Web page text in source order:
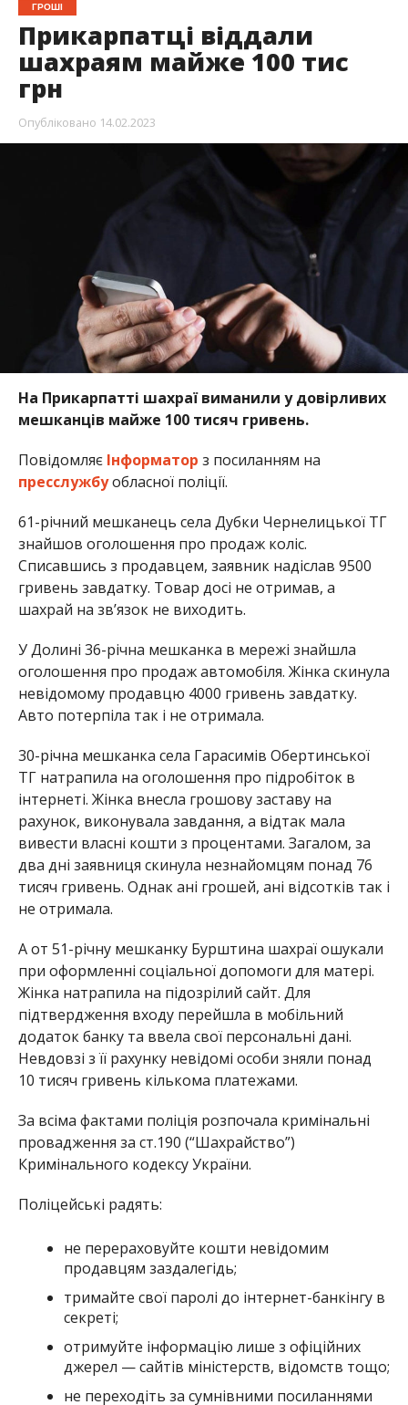
ГРОШІ
Прикарпатці віддали
шахраям майже 100 тис
грн
Опубліковано 14.02.2023
На Прикарпатті шахраї виманили у довірливих
мешканців майже 100 тисяч гривень.
Повідомляє Інформатор з посиланням на
пресслужбуобласної поліції.
61-річний мешканець села Дубки Чернелицької ТГ
знайшов оголошення про продаж коліс.
Списавшись з продавцем, заявник надіслав 9500
гривень завдатку. Товар досі не отримав, а
шахрай на зв’язок не виходить.
У Долині 36-річна мешканка в мережі знайшла
оголошення про продаж автомобіля. Жінка скинула
невідомому продавцю 4000 гривень завдатку.
Авто потерпіла так і не отримала.
30-річна мешканка села Гарасимів Обертинської
ТГ натрапила на оголошення про підробіток в
інтернеті. Жінка внесла грошову заставу на
рахунок, виконувала завдання, а відтак мала
вивести власні кошти з процентами. Загалом, за
два дні заявниця скинула незнайомцям понад 76
тисяч гривень. Однак ані грошей, ані відсотків так і
не отримала.
А от 51-річну мешканку Бурштина шахраї ошукали
при оформленні соціальної допомоги для матері.
Жінка натрапила на підозрілий сайт. Для
підтвердження входу перейшла в мобільний
додаток банку та ввела свої персональні дані.
Невдовзі з її рахунку невідомі особи зняли понад
10 тисяч гривень кількома платежами.
За всіма фактами поліція розпочала кримінальні
провадження за ст.190 (“Шахрайство”)
Кримінального кодексу України.
Поліцейські радять:
не перераховуйте кошти невідомим
продавцям заздалегідь;
тримайте свої паролі до інтернет-банкінгу в
секреті;
отримуйте інформацію лише з офіційних
джерел — сайтів міністерств, відомств тощо;
не переходіть за сумнівними посиланнями